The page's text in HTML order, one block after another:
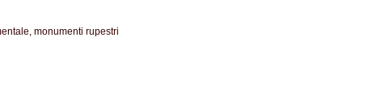
monumenti rupestri